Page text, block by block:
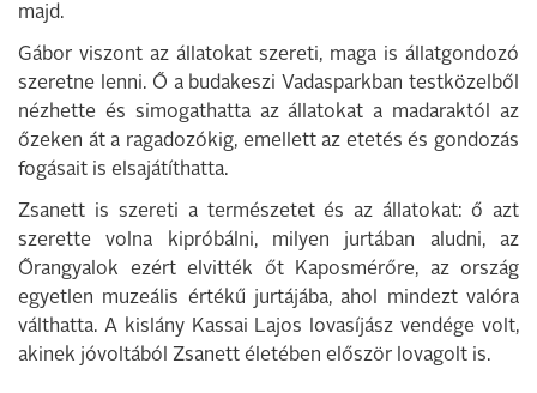
majd.
Gábor viszont az állatokat szereti, maga is állatgondozó
szeretne lenni. Ő a budakeszi Vadasparkban testközelből
nézhette és simogathatta az állatokat a madaraktól az
őzeken át a ragadozókig, emellett az etetés és gondozás
fogásait is elsajátíthatta.
Zsanett is szereti a természetet és az állatokat: ő azt
szerette volna kipróbálni, milyen jurtában aludni, az
Őrangyalok ezért elvitték őt Kaposmérőre, az ország
egyetlen muzeális értékű jurtájába, ahol mindezt valóra
válthatta. A kislány Kassai Lajos lovasíjász vendége volt,
akinek jóvoltából Zsanett életében először lovagolt is.